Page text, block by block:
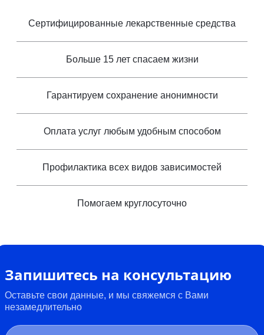
Сертифицированные лекарственные средства
Больше 15 лет спасаем жизни
Гарантируем сохранение анонимности
Оплата услуг любым удобным способом
Профилактика всех видов зависимостей
Помогаем круглосуточно
Запишитесь на консультацию
Оставьте свои данные, и мы свяжемся с Вами
незамедлительно